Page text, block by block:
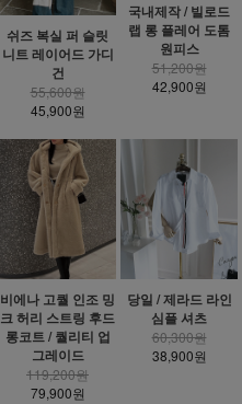
쉬즈 복실 퍼 슬릿
니트 레이어드 가디
건
55,600원
45,900원
국내제작 / 빌로드
랩 롱 플레어 도톰
원피스
51,200원
42,900원
비에나 고퀄 인조 밍
크 허리 스트링 후드
롱코트 / 퀄리티 업
그레이드
119,200원
79,900원
당일 / 제라드 라인
심플 셔츠
60,300원
38,900원